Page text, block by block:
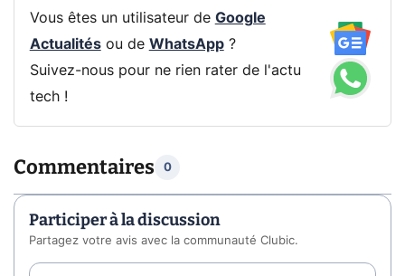
Vous êtes un utilisateur de Google
Actualitésou de WhatsApp?
Suivez-nous pour ne rien rater de l'actu
tech !
Commentaires 0
Participer à la discussion
Partagez votre avis avec la communauté Clubic.